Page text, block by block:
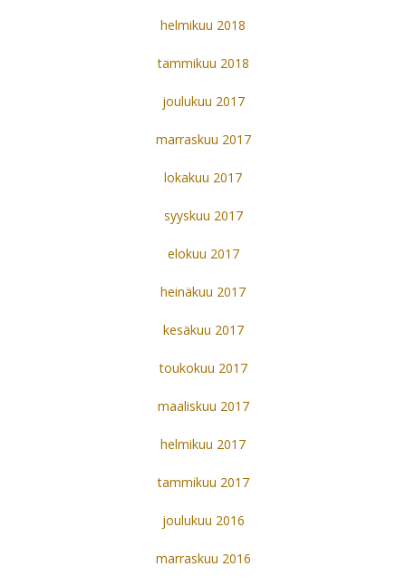
helmikuu 2018
tammikuu 2018
joulukuu 2017
marraskuu 2017
lokakuu 2017
syyskuu 2017
elokuu 2017
heinäkuu 2017
kesäkuu 2017
toukokuu 2017
maaliskuu 2017
helmikuu 2017
tammikuu 2017
joulukuu 2016
marraskuu 2016